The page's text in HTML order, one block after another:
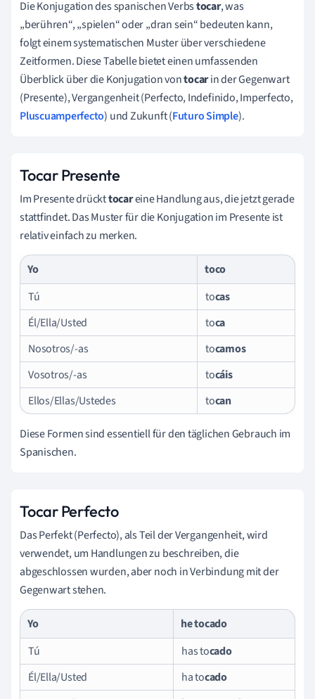
Die Konjugation des spanischen Verbstocar, was
„berühren“, „spielen“ oder „dran sein“ bedeuten kann,
folgt einem systematischen Muster über verschiedene
Zeitformen. Diese Tabelle bietet einen umfassenden
Überblick über die Konjugation vontocarin der Gegenwart
(Presente), Vergangenheit (Perfecto, Indefinido, Imperfecto,
Pluscuamperfecto) und Zukunft (Futuro Simple).
Tocar Presente
Im Presente drückttocareine Handlung aus, die jetzt gerade
stattfindet. Das Muster für die Konjugation im Presente ist
relativ einfach zu merken.
Yo toco
Tú
tocas
Él/Ella/Usted
toca
Nosotros/-as
tocamos
Vosotros/-as
tocáis
Ellos/Ellas/Ustedes
tocan
Diese Formen sind essentiell für den täglichen Gebrauch im
Spanischen.
Tocar Perfecto
Das Perfekt (Perfecto), als Teil der Vergangenheit, wird
verwendet, um Handlungen zu beschreiben, die
abgeschlossen wurden, aber noch in Verbindung mit der
Gegenwart stehen.
Yo he tocado
Tú
has tocado
Él/Ella/Usted
ha tocado